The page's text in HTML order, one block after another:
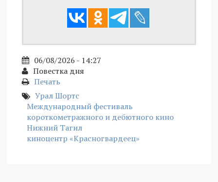
06/08/2026 - 14:27
Повестка дня
Печать
Урал Шортс
Международный фестиваль
короткометражного и дебютного кино
Нижний Тагил
киноцентр «Красногвардеец»